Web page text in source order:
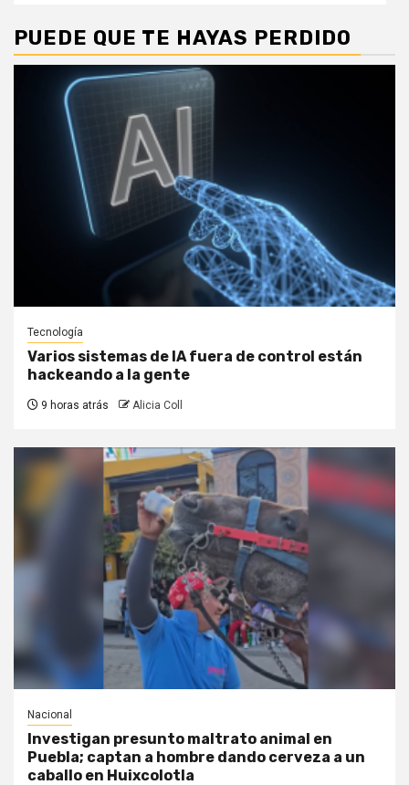
PUEDE QUE TE HAYAS PERDIDO
Tecnología
Varios sistemas de IA fuera de control están
hackeando a la gente
9 horas atrás Alicia Coll
Nacional
Investigan presunto maltrato animal en
Puebla; captan a hombre dando cerveza a un
caballo en Huixcolotla